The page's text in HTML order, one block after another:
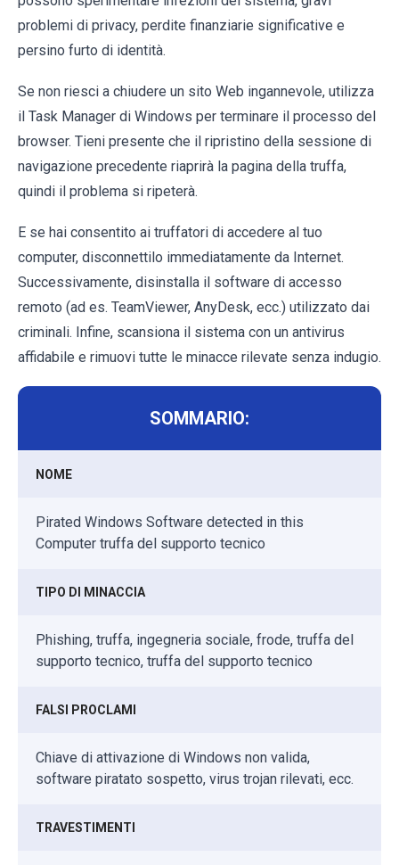
problemi di privacy, perdite finanziarie significative e
persino furto di identità.
Se non riesci a chiudere un sito Web ingannevole, utilizza
il Task Manager di Windows per terminare il processo del
browser. Tieni presente che il ripristino della sessione di
navigazione precedente riaprirà la pagina della truffa,
quindi il problema si ripeterà.
E se hai consentito ai truffatori di accedere al tuo
computer, disconnettilo immediatamente da Internet.
Successivamente, disinstalla il software di accesso
remoto (ad es. TeamViewer, AnyDesk, ecc.) utilizzato dai
criminali. Infine, scansiona il sistema con un antivirus
affidabile e rimuovi tutte le minacce rilevate senza indugio.
SOMMARIO:
NOME
Pirated Windows Software detected in this
Computer truffa del supporto tecnico
TIPO DI MINACCIA
Phishing, truffa, ingegneria sociale, frode, truffa del
supporto tecnico, truffa del supporto tecnico
FALSI PROCLAMI
Chiave di attivazione di Windows non valida,
software piratato sospetto, virus trojan rilevati, ecc.
TRAVESTIMENTI